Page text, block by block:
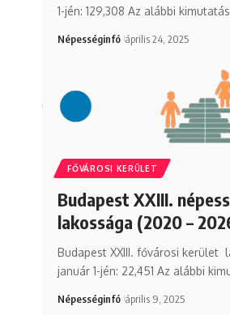
1-jén: 129,308 Az alábbi
Népességinfó április 24, 2025
FŐVÁROSI KERÜLET
Budapest XXIII.
lakossága (2020 –
Budapest XXIII. fővárosi kerület
január 1-jén: 22,451 Az alábbi
Népességinfó április 9, 2025